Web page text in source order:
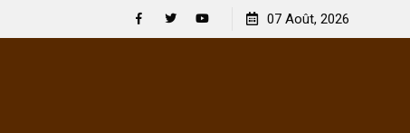
se
[France-Présidentielle 2027] Les enjeux de
souveraineté démocratique sévèrement touchés ?
07 Août, 2026